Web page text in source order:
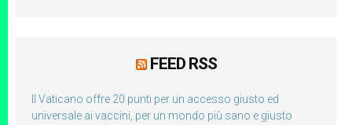
FEED RSS
Il Vaticano offre 20 punti per un accesso giusto ed
universale ai vaccini, per un mondo più sano e giusto